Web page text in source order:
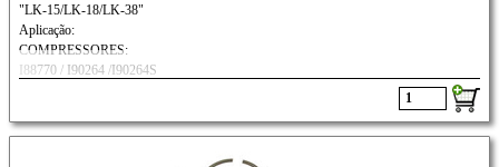
"LK-15/LK-18/LK-38"
Aplicação:
COMPRESSORES:
I88770 / I90264 /I90264S